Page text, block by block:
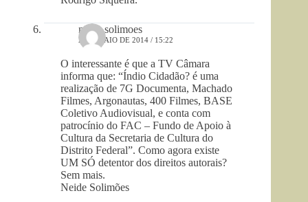
neide solimoes
2 DE MAIO DE 2014 / 15:22
O interessante é que a TV Câmara
informa que: “Índio Cidadão? é uma
realização de 7G Documenta, Machado
Filmes, Argonautas, 400 Filmes, BASE
Coletivo Audiovisual, e conta com
patrocínio do FAC – Fundo de Apoio à
Cultura da Secretaria de Cultura do
Distrito Federal”. Como agora existe
UM SÓ detentor dos direitos autorais?
Sem mais.
Neide Solimões